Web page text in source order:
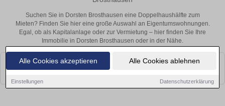
Alle Cookies akzeptieren Alle Cookies ablehnen
Einstellungen Datenschutzerklärung
Suchen Sie in Dorsten Brosthausen eine Doppelhaushälfte zum
Mieten? Finden Sie hier eine große Auswahl an Eigentumswohnungen.
Egal, ob als Kapitalanlage oder zur Vermietung – hier finden Sie Ihre
Immobilie in Dorsten Brosthausen oder in der Nähe.
Leider konnten wir derzeit keine passenden Objekte finden. Schauen Sie